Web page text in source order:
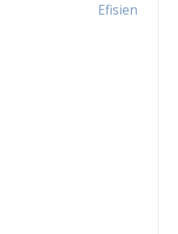
Efisien